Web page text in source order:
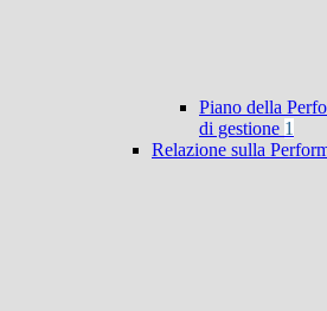
Piano della
di gestione 1
Relazione sulla